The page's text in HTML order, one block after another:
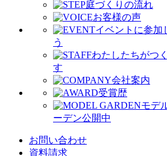
庭づくりの流れ
お客様の声
イベントに参加
う
わたしたちがつ
す
会社案内
受賞歴
モデ
ーデン公開中
お問い合わせ
資料請求